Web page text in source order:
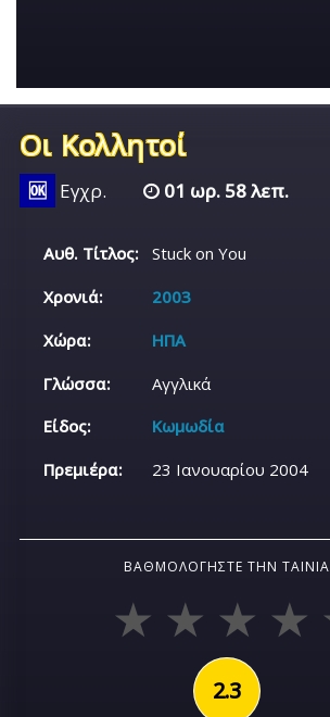
Οι Κολλητοί
🆗 Εγχρ. 01 ωρ. 58 λεπ.
Αυθ. Τίτλος:
Stuck on You
Χρονιά:
2003
Χώρα:
ΗΠΑ
Γλώσσα:
Αγγλικά
Είδος:
Κωμωδία
Πρεμιέρα:
23 Ιανουαρίου 2004
ΒΑΘΜΟΛΟΓΉΣΤΕ ΤΗΝ ΤΑΙΝΊΑ
2.3